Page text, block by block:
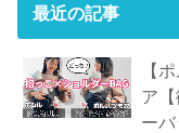
最近の記事
【
ア
ー